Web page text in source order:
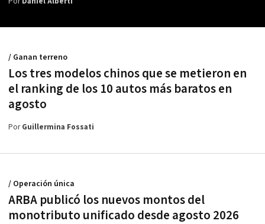
Los tres modelos chinos que se metieron en
el ranking de los 10 autos más baratos en
agosto
/ Ganan terreno
PorGuillermina Fossati
ARBA publicó los nuevos montos del
monotributo unificado desde agosto 2026
/ Operación única